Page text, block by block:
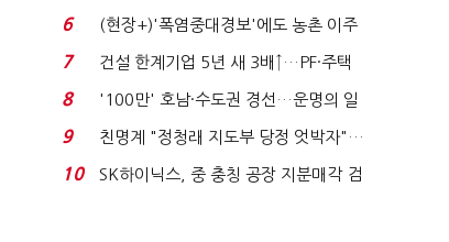
적발…공정위, 과...
6
(현장+)'폭염중대경보'에도 농촌 이주
노동자는 강행군…'야...
7
건설 한계기업 5년 새 3배↑…PF·주택
침체에 재무 ...
8
'100만' 호남·수도권 경선…운명의 일
주일
9
친명계 "정청래 지도부 당정 엇박자"…
친청계 "신천지 오...
10
SK하이닉스, 중 충칭 공장 지분매각 검